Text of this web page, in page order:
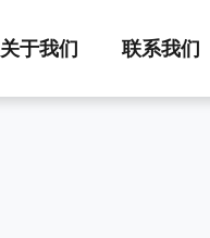
关于我们 联系我们